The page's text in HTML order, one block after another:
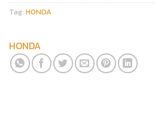
Tag: HONDA
HONDA